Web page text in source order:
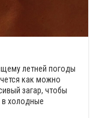
летней погоды
как можно
загар, чтобы
в холодные